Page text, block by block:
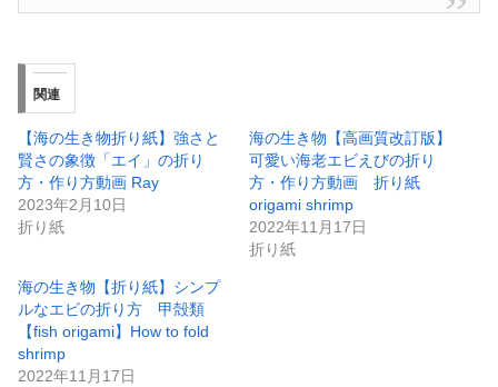
関連
【海の生き物折り紙】強さと
賢さの象徴「エイ」の折り
方・作り方動画 Ray
2023年2月10日
折り紙
海の生き物【高画質改訂版】
可愛い海老エビえびの折り
方・作り方動画 折り紙
origami shrimp
2022年11月17日
折り紙
海の生き物【折り紙】シンプ
ルなエビの折り方 甲殻類
【fish origami】How to fold
shrimp
2022年11月17日